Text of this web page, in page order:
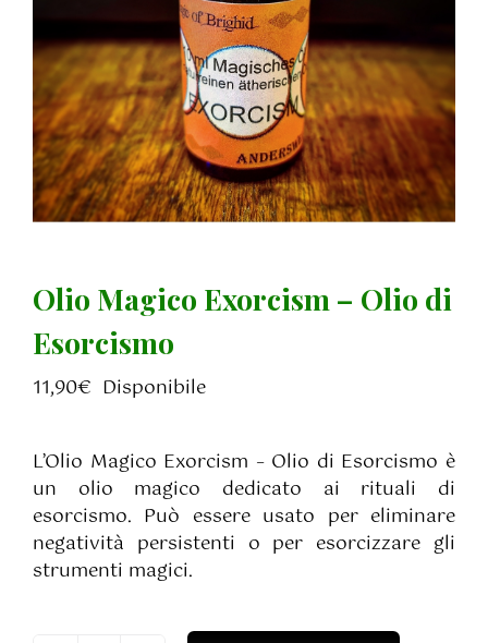
Olio Magico Exorcism – Olio di
Esorcismo
11,90€ Disponibile
L’Olio Magico Exorcism – Olio di Esorcismo è
un olio magico dedicato ai rituali di
esorcismo. Può essere usato per eliminare
negatività persistenti o per esorcizzare gli
strumenti magici.